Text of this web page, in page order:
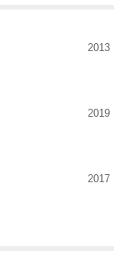
2013
2019
2017